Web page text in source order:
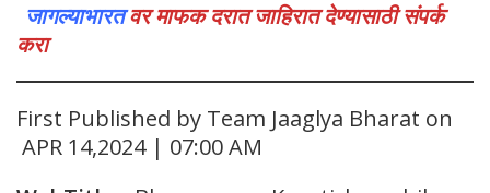
जागल्याभारतवर माफक दरात जाहिरात देण्यासाठी संपर्क
करा
First Published by Team Jaaglya Bharat on
APR 14,2024 | 07:00 AM